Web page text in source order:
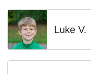
Luke V.